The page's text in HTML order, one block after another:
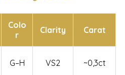
Colo
r
Clarity Carat
G–H VS2 ~0,3ct